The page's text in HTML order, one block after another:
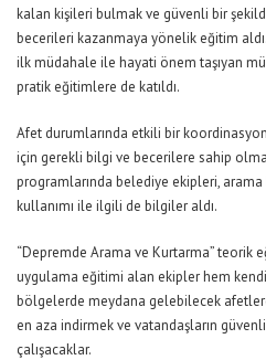
kalan kişileri bulmak ve güvenli bir
becerileri kazanmaya yönelik eğitim
ilk müdahale ile hayati önem taşıyan
pratik eğitimlere de katıldı.
Afet durumlarında etkili bir
için gerekli bilgi ve becerilere sahip
programlarında belediye ekipleri,
kullanımı ile ilgili de bilgiler aldı.
“Depremde Arama ve Kurtarma” teorik
uygulama eğitimi alan ekipler hem
bölgelerde meydana gelebilecek
en aza indirmek ve vatandaşların
çalışacaklar.